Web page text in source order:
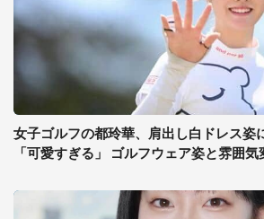
女子ゴルフの都玲華、肩出し白ドレス姿
「可愛すぎる」 ゴルフウェア姿と雰囲気